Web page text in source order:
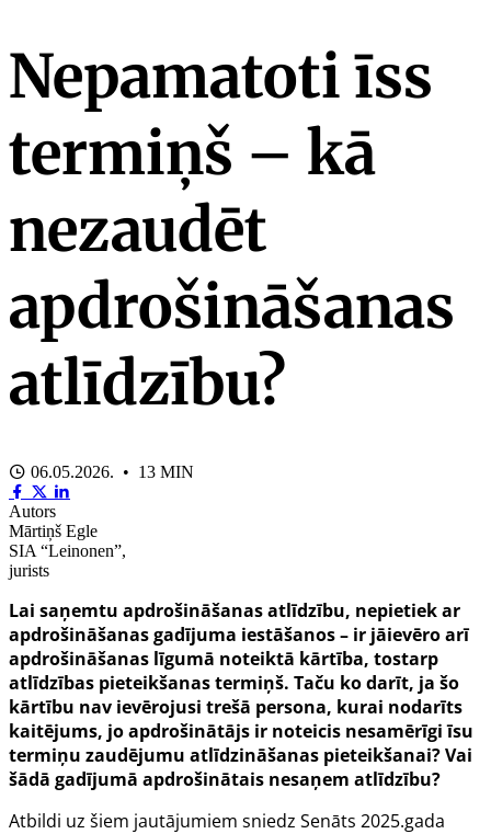
Nepamatoti īss
termiņš – kā
nezaudēt
apdrošināšanas
atlīdzību?
06.05.2026. • 13 MIN
Autors
Mārtiņš Egle
SIA “Leinonen”,
jurists
Lai saņemtu apdrošināšanas atlīdzību, nepietiek ar
apdrošināšanas gadījuma iestāšanos – ir jāievēro arī
apdrošināšanas līgumā noteiktā kārtība, tostarp
atlīdzības pieteikšanas termiņš. Taču ko darīt, ja šo
kārtību nav ievērojusi trešā persona, kurai nodarīts
kaitējums, jo apdrošinātājs ir noteicis nesamērīgi īsu
termiņu zaudējumu atlīdzināšanas pieteikšanai? Vai
šādā gadījumā apdrošinātais nesaņem atlīdzību?
Atbildi uz šiem jautājumiem sniedz Senāts 2025.gada